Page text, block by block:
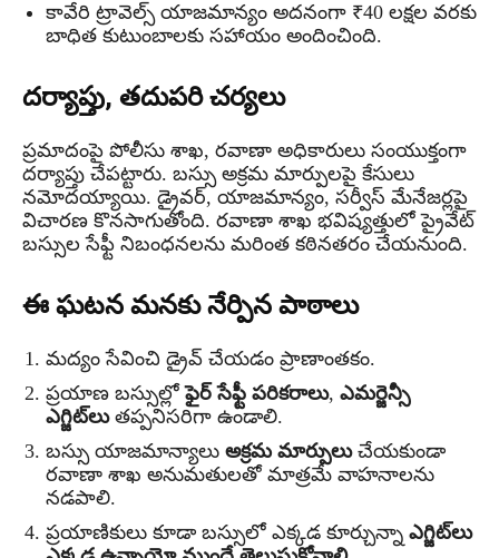
కావేరి ట్రావెల్స్ యాజమాన్యం అదనంగా ₹40 లక్షల వరకు
బాధిత కుటుంబాలకు సహాయం అందించింది.
దర్యాప్తు, తదుపరి చర్యలు
ప్రమాదంపై పోలీసు శాఖ, రవాణా అధికారులు సంయుక్తంగా
దర్యాప్తు చేపట్టారు. బస్సు అక్రమ మార్పులపై కేసులు
నమోదయ్యాయి. డ్రైవర్, యాజమాన్యం, సర్వీస్ మేనేజర్లపై
విచారణ కొనసాగుతోంది. రవాణా శాఖ భవిష్యత్తులో ప్రైవేట్
బస్సుల సేఫ్టీ నిబంధనలను మరింత కఠినతరం చేయనుంది.
ఈ ఘటన మనకు నేర్పిన పాఠాలు
మద్యం సేవించి డ్రైవ్ చేయడం ప్రాణాంతకం.
ప్రయాణ బస్సుల్లోఫైర్ సేఫ్టీ పరికరాలు, ఎమర్జెన్సీ
ఎగ్జిట్‌లుతప్పనిసరిగా ఉండాలి.
బస్సు యాజమాన్యాలు అక్రమ మార్పులుచేయకుండా
రవాణా శాఖ అనుమతులతో మాత్రమే వాహనాలను
నడపాలి.
ప్రయాణికులు కూడా బస్సులో ఎక్కడ కూర్చున్నా ఎగ్జిట్‌లు